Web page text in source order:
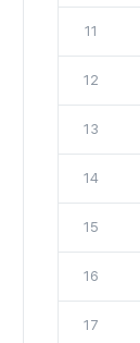
11
12
13
14
15
16
17